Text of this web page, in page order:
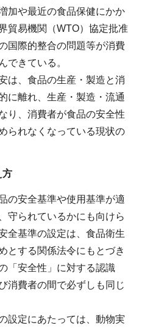
加や最近の食品保健にかか
貿易機関（WTO）協定批准
国際的整合の問題等が消費
できている。
は、食品の生産・製造と消
に離れ、生産・製造・流通
り、消費者が食品の安全性
られなくなっている現状の
方
の安全基準や使用基準が適
守られているかにも向けら
全基準の設定は、食品衛生
とする関係法令にもとづき
「安全性」に対する認識
消費者の間で必ずしも同じ
設定にあたっては、動物実